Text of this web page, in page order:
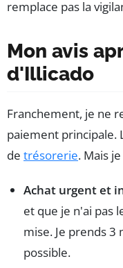
remplace pas la
Mon avis
d'Illicado
Franchement, je ne
paiement principale.
de trésorerie. Mais
Achat urgent et
et que je n'ai pas
mise. Je prends
possible.